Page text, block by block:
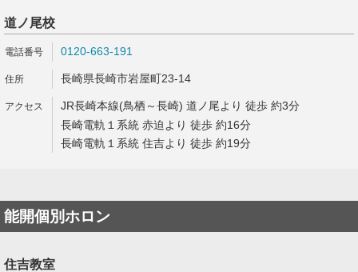
道ノ尾校
0120-663-191
長崎県長崎市岩屋町23-14
JR長崎本線(鳥栖～長崎) 道ノ尾より 徒歩 約3分
長崎電軌１系統 赤迫より 徒歩 約16分
長崎電軌１系統 住吉より 徒歩 約19分
能開個別ホロン
住吉教室